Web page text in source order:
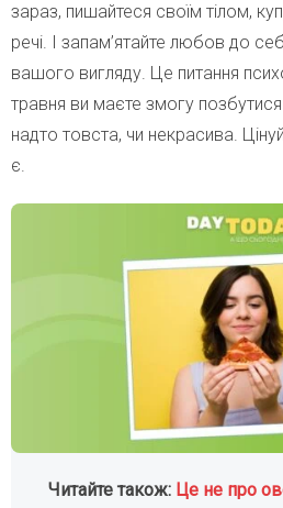
зараз, пишайтеся своїм тілом,
речі. І запам’ятайте любов до
вашого вигляду. Це питання
травня ви маєте змогу
надто товста, чи некрасива.
є.
Читайте також: Це не про